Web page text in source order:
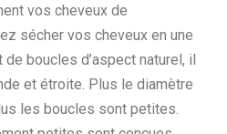
vos cheveux de
sécher vos cheveux en une
de boucles d’aspect naturel, il
et étroite. Plus le diamètre
les boucles sont petites.